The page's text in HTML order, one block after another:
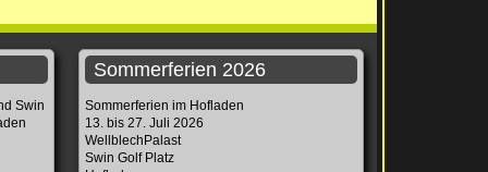
Swin
Sommerferien 2026
Sommerferien im Hofladen
13. bis 27. Juli 2026
WellblechPalast
Swin Golf Platz